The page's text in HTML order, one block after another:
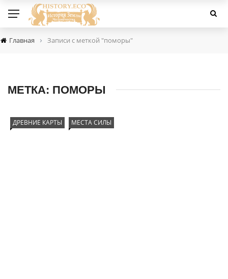
Главная › Записи с меткой "поморы"
МЕТКА: ПОМОРЫ
ДРЕВНИЕ КАРТЫ МЕСТА СИЛЫ